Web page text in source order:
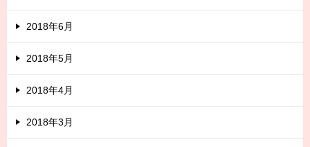
2018年6月
2018年5月
2018年4月
2018年3月